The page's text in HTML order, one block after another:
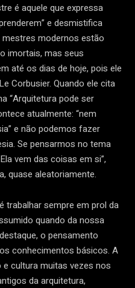
é aquele que expressa
e desmistifica
modernos estão
imortais, mas seus
até os dias de hoje, pois ele
Corbusier. Quando ele cita
“Arquitetura pode ser
atualmente: “nem
e não podemos fazer
Se pensarmos no tema
vem das coisas em si”,
quase aleatoriamente.
trabalhar sempre em prol da
quando da nossa
o pensamento
conhecimentos básicos. A
cultura muitas vezes nos
da arquitetura,